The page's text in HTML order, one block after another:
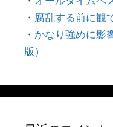
・ 腐乱する前に観
・ かなり強めに影
版）